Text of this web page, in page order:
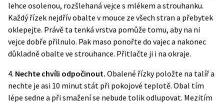
lehce osolenou, rozšlehaná vejce s mlékem a strouhanku.
Každý řízek nejdřív obalte v mouce ze všech stran a přebytek
oklepejte. Právě ta tenká vrstva pomůže tomu, aby na ni
vejce dobře přilnulo. Pak maso ponořte do vajec a nakonec
důkladně obalte ve strouhance. Přitlačte ji i na okraje.
4. Nechte chvíli odpočinout. Obalené řízky položte na talíř a
nechte je asi 10 minut stát při pokojové teplotě. Obal tím
lépe sedne a při smažení se nebude tolik odlupovat. Mezitím